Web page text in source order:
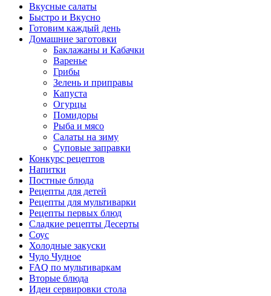
Вкусные салаты
Быстро и Вкусно
Готовим каждый день
Домашние заготовки
Баклажаны и Кабачки
Варенье
Грибы
Зелень и приправы
Капуста
Огурцы
Помидоры
Рыба и мясо
Салаты на зиму
Суповые заправки
Конкурс рецептов
Напитки
Постные блюда
Рецепты для детей
Рецепты для мультиварки
Рецепты первых блюд
Сладкие рецепты Десерты
Соус
Холодные закуски
Чудо Чудное
FAQ по мультиваркам
Вторые блюда
Идеи сервировки стола